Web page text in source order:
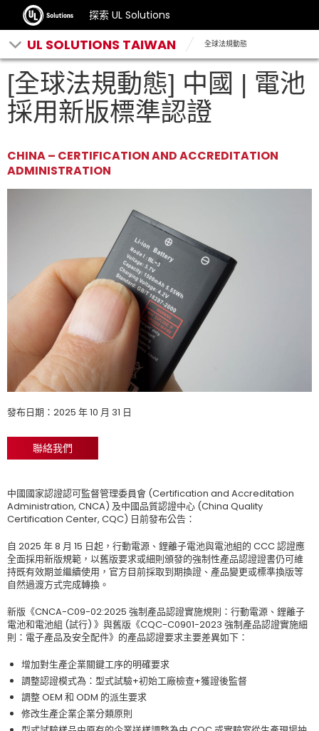
探索 UL Solutions
UL SOLUTIONS TAIWAN 全球法規動態
[全球法規動態] 中國 | 電池
採用新版標準認證
CHINA – CERTIFICATION AND ACCREDITATION
ADMINISTRATION
發布日期：2025 年 10 月 31 日
聯絡我們
中國國家認證認可監督管理委員會 (Certification and Accreditation
Administration, CNCA) 及中國品質認證中心 (China Quality
Certification Center, CQC) 日前發布公告：
自 2025 年 8 月 15 日起，行動電源、鋰離子電池與電池組的 CCC 認證應
全面採用新版規範，以舊版要求或細則頒發的強制性產品認證證書仍可維
持既有效期並繼續使用，官方目前採取到期換證、產品變更或標準換版等
自然過渡方式完成轉換。
新版《CNCA-C09-02:2025 強制產品認證實施規則：行動電源、鋰離子
電池和電池組 (試行) 》與舊版《CQC-C0901-2023 強制產品認證實施細
則：電子產品及安全配件》的產品認證要求主要差異如下：
增加對生產企業關鍵工序的明確要求
調整認證模式為：型式試驗+初始工廠檢查+獲證後監督
調整 OEM 和 ODM 的派生要求
修改生產企業企業分類原則